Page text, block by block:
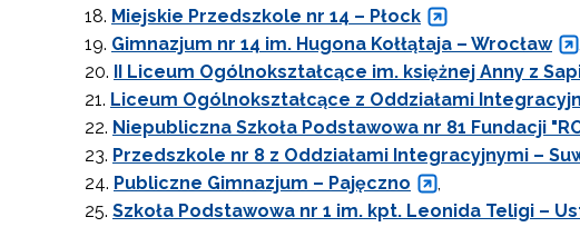
Miejskie Przedszkole nr 14 – Płock
Gimnazjum nr 14 im. Hugona Kołłątaja – Wrocław
,
II Liceum Ogólnokształcące im. księżnej Anny z
Liceum Ogólnokształcące z Oddziałami
Niepubliczna Szkoła Podstawowa nr 81 Fundacji
Przedszkole nr 8 z Oddziałami Integracyjnymi –
Publiczne Gimnazjum – Pajęczno
,
Szkoła Podstawowa nr 1 im. kpt. Leonida Teligi –